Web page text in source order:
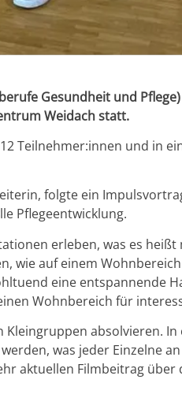
Gesundheit und
Weidach statt.
Teilnehmer:innen und in
folgte ein
Pflegeentwicklung.
erleben, was es
wie auf einem
eine entspannende
Wohnbereich für
absolvieren.
was jeder Einzelne
aktuellen Filmbeitrag